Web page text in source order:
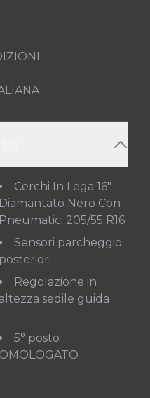
Cerchi In Lega 16"
Diamantato Nero Con
Pneumatici 205/55 R16
Sensori parcheggio
posteriori
Regolazione in
altezza sedile guida
5° posto
OMOLOGATO